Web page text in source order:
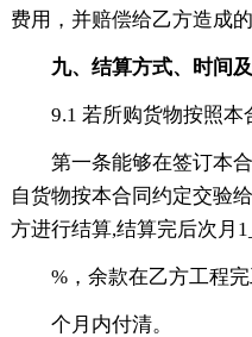
费用，并赔偿给乙方造成
九、结算方式、时间
9.1 若所购货物按照本
第一条能够在签订本
自货物按本合同约定交验
方进行结算,结算完后次月
%，余款在乙方工程
个月内付清。